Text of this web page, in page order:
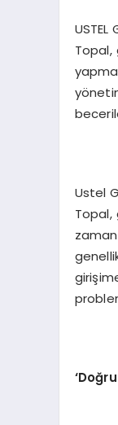
Topal,
Ustel
Topal,
‘